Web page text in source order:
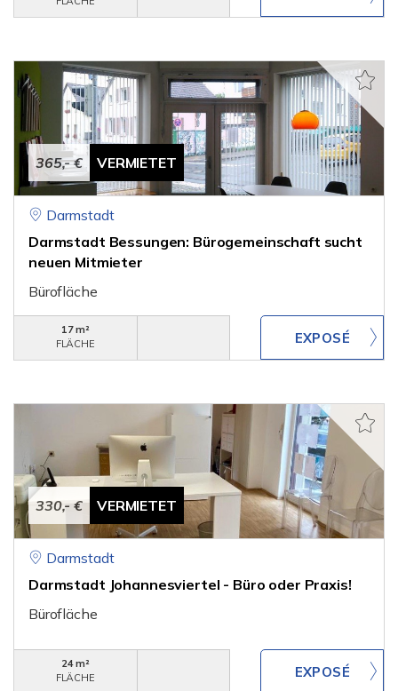
365,- € VERMIETET
Darmstadt
Darmstadt Bessungen: Bürogemeinschaft sucht
neuen Mitmieter
Bürofläche
17 m²
FLÄCHE
330,- € VERMIETET
Darmstadt
Darmstadt Johannesviertel - Büro oder Praxis!
Bürofläche
24 m²
FLÄCHE